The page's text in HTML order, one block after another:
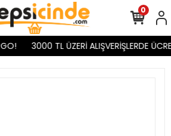
3000 TL ÜZERİ ALIŞVERİŞLERDE
0